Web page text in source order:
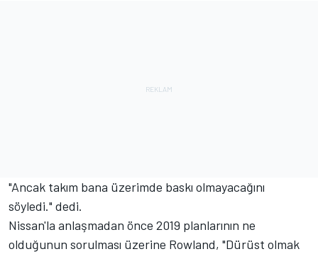
"Ancak takım bana üzerimde baskı olmayacağını
söyledi." dedi.
Nissan'la anlaşmadan önce 2019 planlarının ne
olduğunun sorulması üzerine Rowland, "Dürüst olmak